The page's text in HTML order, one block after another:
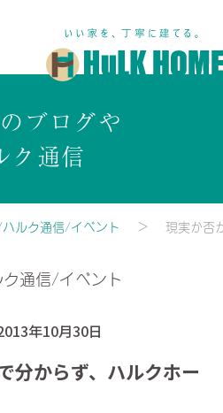
ブログや
ク通信
ルク通信/イベント 現実か否
通信/イベント
年10月30日
分からず、ハルクホー